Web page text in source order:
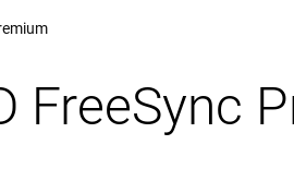
FreeSync